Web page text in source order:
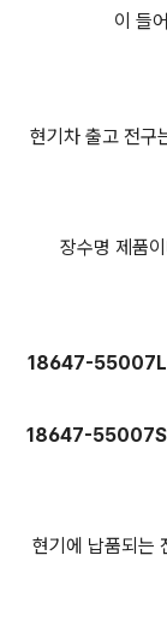
이 들
현기차 출고 전구
장수명 제품
18647-
18647-
현기에 납품되는